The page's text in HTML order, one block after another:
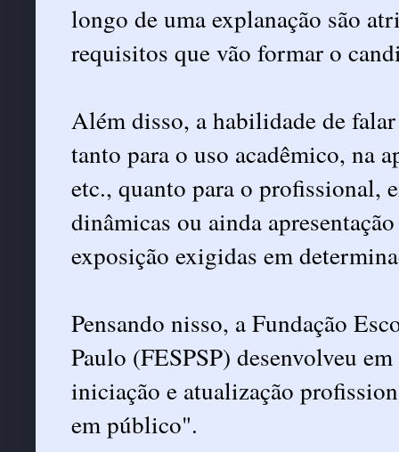
longo de uma explanação são
requisitos que vão formar o
Além disso, a habilidade de
tanto para o uso acadêmico, na
etc., quanto para o profissional,
dinâmicas ou ainda
exposição exigidas em
Pensando nisso, a Fundação
Paulo (FESPSP) desenvolveu
iniciação e atualização
em público".